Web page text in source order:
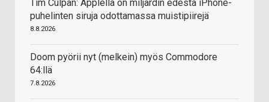
Tim Culpan: Applella on miljardin edestä iPhone-
puhelinten siruja odottamassa muistipiirejä
8.8.2026
Doom pyörii nyt (melkein) myös Commodore
64:llä
7.8.2026